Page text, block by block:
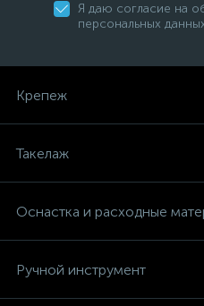
Я даю согласие на
персональных
Крепеж
Такелаж
Оснастка и расходные
Ручной инструмент